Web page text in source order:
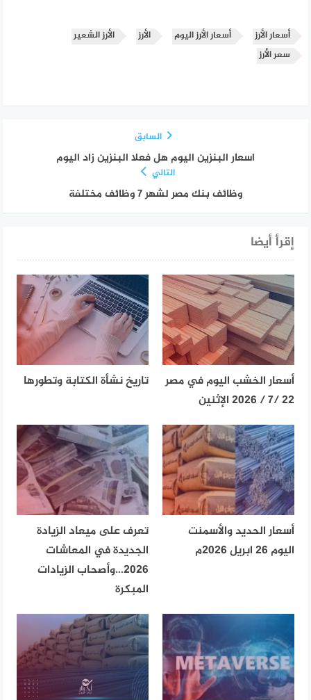
أسعار الأرز أسعار الأرز اليوم الأرز
الأرز الشعير
سعر الأرز
السابق
اسعار البنزين اليوم هل فعلا البنزين زاد اليوم
التالي
وظائف بنك مصر لشهر 7 وظائف مختلفة
إقرأ أيضا
أسعار الخشب اليوم في مصر
22 /7 / 2026 الإثنين
تاريخ نشأة الكتابة وتطورها
أسعار الحديد والأسمنت
اليوم 26 ابريل 2026م
تعرف على ميعاد الزيادة
الجديدة في المعاشات
2026…وأصحاب الزيادات
المبكرة